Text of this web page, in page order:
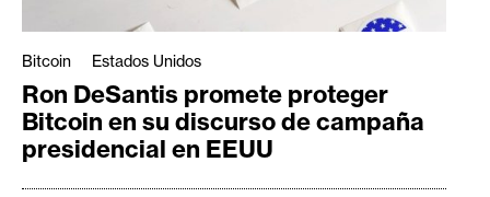
Bitcoin Estados Unidos
Ron DeSantis promete proteger
Bitcoin en su discurso de campaña
presidencial en EEUU